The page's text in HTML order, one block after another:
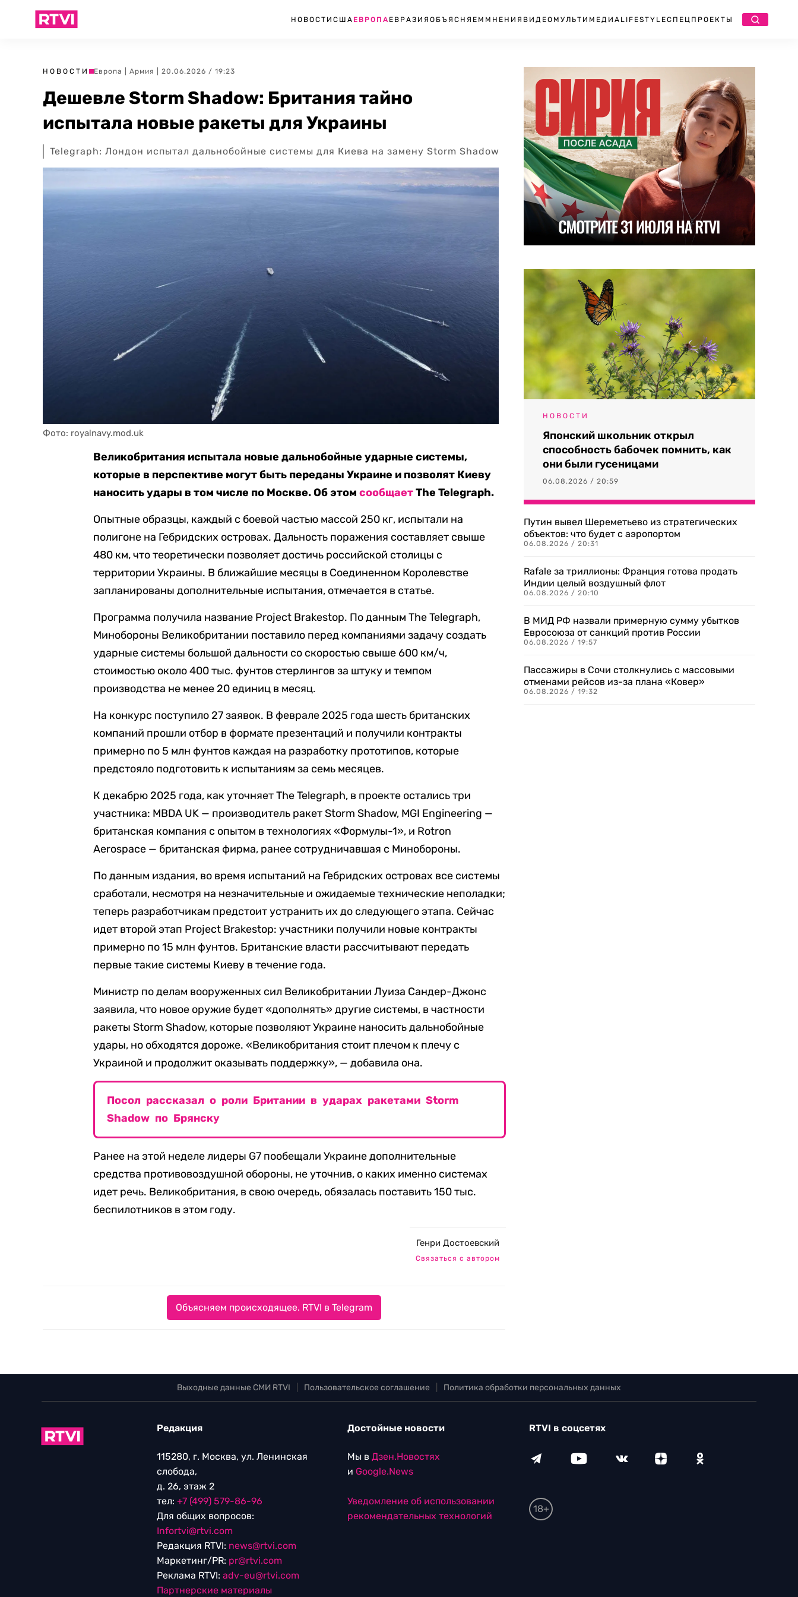
НОВОСТИ США ЕВРОПА ЕВРАЗИЯ ОБЪЯСНЯЕМ МНЕНИЯ ВИДЕО МУЛЬТИМЕДИА LIFESTYLEСПЕЦПРОЕКТЫ
НОВОСТИ Европа Армия | 20.06.2026 / 19:23
Дешевле Storm Shadow: Британия тайно
испытала новые ракеты для Украины
Telegraph: Лондон испытал дальнобойные системы для Киева на замену Storm Shadow
Фото: royalnavy.mod.uk
Великобритания испытала новые дальнобойные ударные системы,
которые в перспективе могут быть переданы Украине и позволят Киеву
наносить удары в том числе по Москве. Об этомсообщаетThe Telegraph.
Опытные образцы, каждый с боевой частью массой 250 кг, испытали на
полигоне на Гебридских островах. Дальность поражения составляет свыше
480 км, что теоретически позволяет достичь российской столицы с
территории Украины. В ближайшие месяцы в Соединенном Королевстве
запланированы дополнительные испытания, отмечается в статье.
Программа получила название Project Brakestop. По данным The Telegraph,
Минобороны Великобритании поставило перед компаниями задачу создать
ударные системы большой дальности со скоростью свыше 600 км/ч,
стоимостью около 400 тыс. фунтов стерлингов за штуку и темпом
производства не менее 20 единиц в месяц.
На конкурс поступило 27 заявок. В феврале 2025 года шесть британских
компаний прошли отбор в формате презентаций и получили контракты
примерно по 5 млн фунтов каждая на разработку прототипов, которые
предстояло подготовить к испытаниям за семь месяцев.
К декабрю 2025 года, как уточняет The Telegraph, в проекте остались три
участника: MBDA UK — производитель ракет Storm Shadow, MGI Engineering —
британская компания с опытом в технологиях «Формулы-1», и Rotron
Aerospace — британская фирма, ранее сотрудничавшая с Минобороны.
По данным издания, во время испытаний на Гебридских островах все системы
сработали, несмотря на незначительные и ожидаемые технические неполадки;
теперь разработчикам предстоит устранить их до следующего этапа. Сейчас
идет второй этап Project Brakestop: участники получили новые контракты
примерно по 15 млн фунтов. Британские власти рассчитывают передать
первые такие системы Киеву в течение года.
Министр по делам вооруженных сил Великобритании Луиза Сандер-Джонс
заявила, что новое оружие будет «дополнять» другие системы, в частности
ракеты Storm Shadow, которые позволяют Украине наносить дальнобойные
удары, но обходятся дороже. «Великобритания стоит плечом к плечу с
Украиной и продолжит оказывать поддержку», — добавила она.
Посол рассказал о роли Британии в ударах ракетами Storm
Shadow по Брянску
Ранее на этой неделе лидеры G7 пообещали Украине дополнительные
средства противовоздушной обороны, не уточнив, о каких именно системах
идет речь. Великобритания, в свою очередь, обязалась поставить 150 тыс.
беспилотников в этом году.
Генри Достоевский
Связаться с автором
Объясняем происходящее. RTVI в Telegram
НОВОСТИ
Японский школьник открыл
способность бабочек помнить, как
они были гусеницами
06.08.2026 / 20:59
Путин вывел Шереметьево из стратегических
объектов: что будет с аэропортом
06.08.2026 / 20:31
Rafale за триллионы: Франция готова продать
Индии целый воздушный флот
06.08.2026 / 20:10
В МИД РФ назвали примерную сумму убытков
Евросоюза от санкций против России
06.08.2026 / 19:57
Пассажиры в Сочи столкнулись с массовыми
отменами рейсов из-за плана «Ковер»
06.08.2026 / 19:32
Выходные данные СМИ RTVI Пользовательское соглашение Политика обработки персональных данных
Редакция
115280, г. Москва, ул. Ленинская
слобода,
д. 26, этаж 2
тел: +7 (499) 579-86-96
Для общих вопросов:
Infortvi@rtvi.com
Редакция RTVI: news@rtvi.com
Маркетинг/PR: pr@rtvi.com
Реклама RTVI: adv-eu@rtvi.com
Партнерские материалы
Достойные новости
Мы в Дзен.Новостях
и Google.News
Уведомление об использовании
рекомендательных технологий
RTVI в соцсетях
18+